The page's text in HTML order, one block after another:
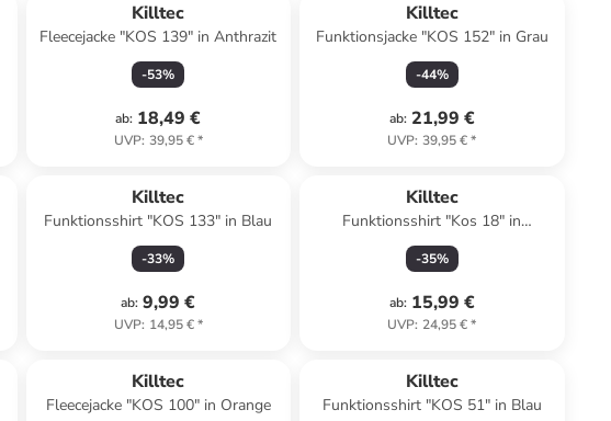
Killtec
Fleecejacke "KOS 139" in Anthrazit
-53%
ab: 18,49 €
UVP: 39,95 €*
Killtec
Funktionsjacke "KOS 152" in Grau
-44%
ab: 21,99 €
UVP: 39,95 €*
Killtec
Funktionsshirt "KOS 133" in Blau
-33%
ab: 9,99 €
UVP: 14,95 €*
Killtec
Funktionsshirt "Kos 18" in
Bordeaux
-35%
ab: 15,99 €
UVP: 24,95 €*
Killtec
Fleecejacke "KOS 100" in Orange
Killtec
Funktionsshirt "KOS 51" in Blau